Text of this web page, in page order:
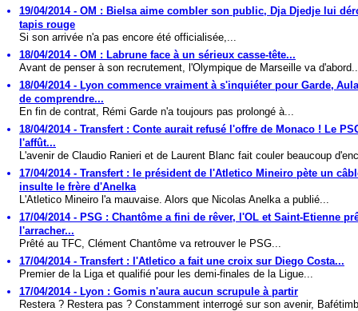
19/04/2014 - OM : Bielsa aime combler son public, Dja Djedje lui
tapis rouge
Si son arrivée n'a pas encore été officialisée,...
18/04/2014 - OM : Labrune face à un sérieux casse-tête...
Avant de penser à son recrutement, l'Olympique de Marseille va
18/04/2014 - Lyon commence vraiment à s'inquiéter pour Garde,
de comprendre...
En fin de contrat, Rémi Garde n'a toujours pas prolongé à...
18/04/2014 - Transfert : Conte aurait refusé l'offre de Monaco ! Le
l'affût...
L'avenir de Claudio Ranieri et de Laurent Blanc fait couler beaucoup
17/04/2014 - Transfert : le président de l'Atletico Mineiro pète un
insulte le frère d'Anelka
L'Atletico Mineiro l'a mauvaise. Alors que Nicolas Anelka a publié...
17/04/2014 - PSG : Chantôme a fini de rêver, l'OL et Saint-Etienne
l'arracher...
Prêté au TFC, Clément Chantôme va retrouver le PSG...
17/04/2014 - Transfert : l'Atletico a fait une croix sur Diego Costa...
Premier de la Liga et qualifié pour les demi-finales de la Ligue...
17/04/2014 - Lyon : Gomis n'aura aucun scrupule à partir
Restera ? Restera pas ? Constamment interrogé sur son avenir,